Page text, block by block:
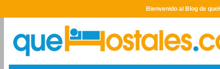
Bienvenido al Blog de